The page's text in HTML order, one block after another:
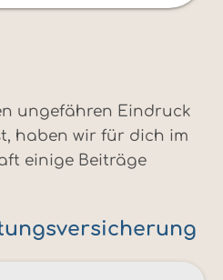
ungefähren Eindruck
haben wir für dich im
einige Beiträge